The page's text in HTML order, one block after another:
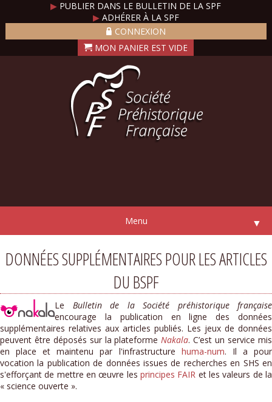
▶ PUBLIER DANS LE BULLETIN DE LA SPF
▶ADHÉRER À LA SPF
CONNEXION
Menu ▼
DONNÉES SUPPLÉMENTAIRES POUR LES ARTICLES
DU BSPF
Le Bulletin de la Société préhistorique française
encourage la publication en ligne des données
supplémentaires relatives aux articles publiés. Les jeux de données
peuvent être déposés sur la plateformeNakala. C’est un service mis
en place et maintenu par l'infrastructure huma-num. Il a pour
vocation la publication de données issues de recherches en SHS en
s'efforçant de mettre en œuvre les principes FAIR et les valeurs de la
« science ouverte ».